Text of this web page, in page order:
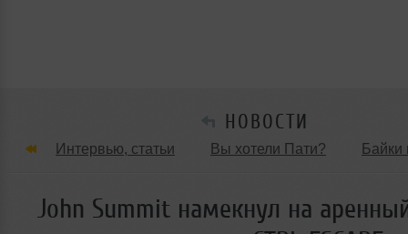
НОВОСТИ
Интервью, статьи Вы хотели Пати? Байки
Танцевальные стили Обзоры Вечеринок и
John Summit намекнул на